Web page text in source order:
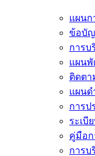
แผนก
ข้อบั
การบ
แผน
ติดตา
แผนด
การป
ระเบี
คู่มือก
การบ